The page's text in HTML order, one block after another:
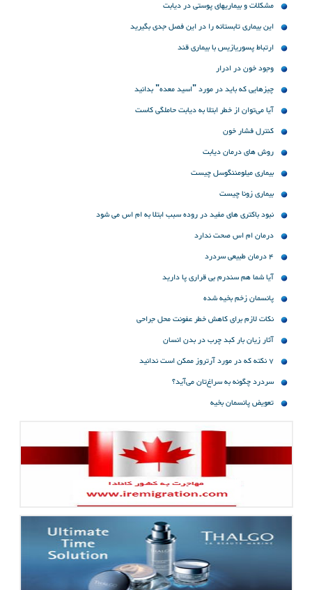
مشکلات و بیماریهای پوستی در دیابت
این بیماری تابستانه را در این فصل جدی بگیرید
ارتباط پسوریازیس با بیماری قند
وجود خون در ادرار
چیزهایی که باید در مورد "اسید معده" بدانید
آیا می‌توان از خطر ابتلا به دیابت حاملگی کاست
کنترل فشار خون
روش های درمان دیابت
بیماری میلومننگوسل چیست
بیماری زونا چیست
نبود باکتری های مفید در روده سبب ابتلا به ام اس می شود
درمان ام اس صحت ندارد
4 درمان طبیعی سردرد
آیا شما هم سندرم بی قراری پا دارید
پانسمان زخم بخیه شده
نکات لازم برای کاهش خطر عفونت محل جراحی
آثار زیان بار کبد چرب در بدن انسان
7 نکته که در مورد آرتروز ممکن است ندانید
سردرد چگونه به سراغ‌تان می‌آید؟
تعویض پانسمان بخیه